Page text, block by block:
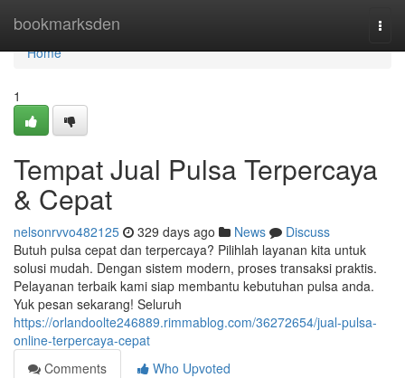
bookmarksden
Home
Home
1
Tempat Jual Pulsa Terpercaya
& Cepat
nelsonrvvo482125 329 days ago News
Discuss
Butuh pulsa cepat dan terpercaya? Pilihlah layanan kita untuk
solusi mudah. Dengan sistem modern, proses transaksi praktis.
Pelayanan terbaik kami siap membantu kebutuhan pulsa anda.
Yuk pesan sekarang! Seluruh
https://orlandoolte246889.rimmablog.com/36272654/jual-pulsa-
online-terpercaya-cepat
Comments
Who Upvoted